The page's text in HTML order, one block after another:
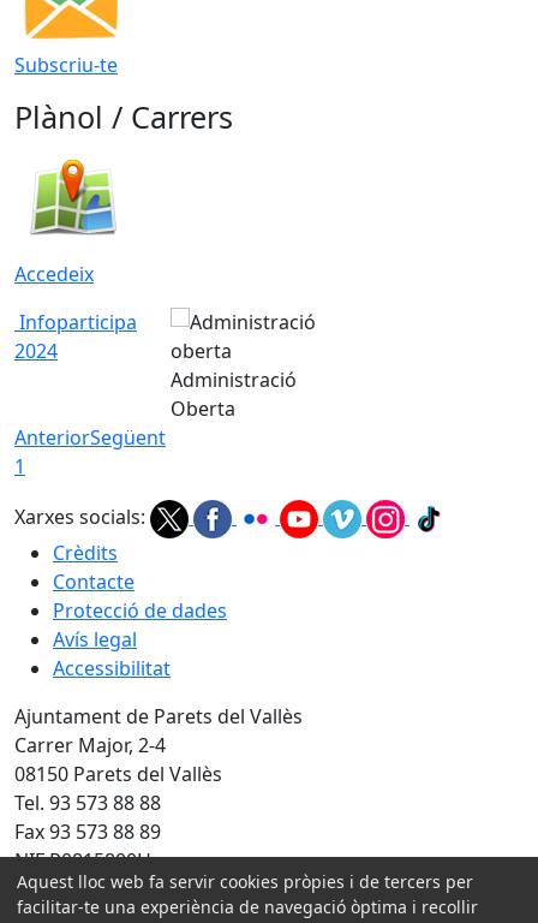
Subscriu-te
Plànol / Carrers
Accedeix
Infoparticipa
2024
Administració
Oberta
AnteriorSegüent
1
Xarxes socials:
Crèdits
Contacte
Protecció de dades
Avís legal
Accessibilitat
Ajuntament de Parets del Vallès
Carrer Major, 2-4
08150 Parets del Vallès
Tel. 93 573 88 88
Fax 93 573 88 89
NIF P0815800H
Amb la col·laboració de:
Aquest lloc web fa servir cookies pròpies i de tercers per
facilitar-te una experiència de navegació òptima i recollir